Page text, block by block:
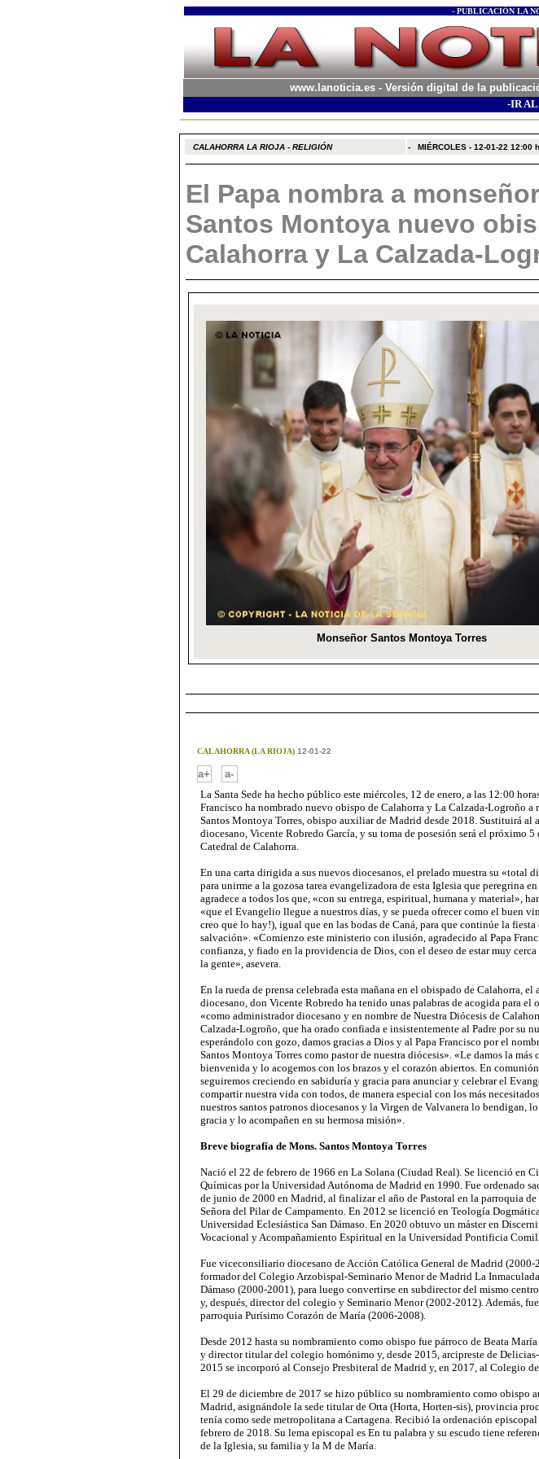
- PUBLICACIÓN LA
www.lanoticia.es - Versión digital de la
-IR
CALAHORRA LA RIOJA - RELIGIÓN - MIÉRCOLES - 12-01-22 12:00 h
El Papa nombra a monseñor
Santos Montoya nuevo
Calahorra y La Calzada-
CALAHORRA (LA RIOJA)12-01-22
a+
a-
La Santa Sede ha hecho público este miércoles, 12 de enero, a las 12:00
Francisco ha nombrado nuevo obispo de Calahorra y La Calzada-Logroño a
Santos Montoya Torres, obispo auxiliar de Madrid desde 2018. Sustituirá al
diocesano, Vicente Robredo García, y su toma de posesión será el próximo 5
Catedral de Calahorra.
En una carta dirigida a sus nuevos diocesanos, el prelado muestra su «total
para unirme a la gozosa tarea evangelizadora de esta Iglesia que peregrina
agradece a todos los que, «con su entrega, espiritual, humana y material»,
«que el Evangelio llegue a nuestros días, y se pueda ofrecer como el buen
creo que lo hay!), igual que en las bodas de Caná, para que continúe la fiesta
salvación». «Comienzo este ministerio con ilusión, agradecido al Papa
confianza, y fiado en la providencia de Dios, con el deseo de estar muy
la gente», asevera.
En la rueda de prensa celebrada esta mañana en el obispado de Calahorra, el
diocesano, don Vicente Robredo ha tenido unas palabras de acogida para el
«como administrador diocesano y en nombre de Nuestra Diócesis de
Calzada-Logroño, que ha orado confiada e insistentemente al Padre por su
esperándolo con gozo, damos gracias a Dios y al Papa Francisco por el
Santos Montoya Torres como pastor de nuestra diócesis». «Le damos la más
bienvenida y lo acogemos con los brazos y el corazón abiertos. En
seguiremos creciendo en sabiduría y gracia para anunciar y celebrar el
compartir nuestra vida con todos, de manera especial con los más
nuestros santos patronos diocesanos y la Virgen de Valvanera lo bendigan,
gracia y lo acompañen en su hermosa misión».
Breve biografía de Mons. Santos Montoya Torres
Nació el 22 de febrero de 1966 en La Solana (Ciudad Real). Se licenció en
Químicas por la Universidad Autónoma de Madrid en 1990. Fue ordenado
de junio de 2000 en Madrid, al finalizar el año de Pastoral en la parroquia de
Señora del Pilar de Campamento. En 2012 se licenció en Teología
Universidad Eclesiástica San Dámaso. En 2020 obtuvo un máster en
Vocacional y Acompañamiento Espiritual en la Universidad Pontificia
Fue viceconsiliario diocesano de Acción Católica General de Madrid (2000-
formador del Colegio Arzobispal-Seminario Menor de Madrid La
Dámaso (2000-2001), para luego convertirse en subdirector del mismo
y, después, director del colegio y Seminario Menor (2002-2012). Además,
parroquia Purísimo Corazón de María (2006-2008).
Desde 2012 hasta su nombramiento como obispo fue párroco de Beata María
y director titular del colegio homónimo y, desde 2015, arcipreste de
2015 se incorporó al Consejo Presbiteral de Madrid y, en 2017, al Colegio
El 29 de diciembre de 2017 se hizo público su nombramiento como obispo
Madrid, asignándole la sede titular de Orta (Horta, Horten-sis), provincia
tenía como sede metropolitana a Cartagena. Recibió la ordenación
febrero de 2018. Su lema episcopal es En tu palabra y su escudo tiene
de la Iglesia, su familia y la M de María.